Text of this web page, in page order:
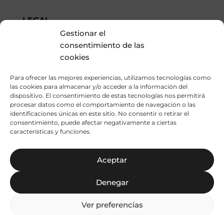
Gestionar el
consentimiento de las
cookies
Para ofrecer las mejores experiencias, utilizamos tecnologías como
las cookies para almacenar y/o acceder a la información del
dispositivo. El consentimiento de estas tecnologías nos permitirá
procesar datos como el comportamiento de navegación o las
identificaciones únicas en este sitio. No consentir o retirar el
consentimiento, puede afectar negativamente a ciertas
características y funciones.
Aceptar
Denegar
Ver preferencias
LEGAL
Avís Legal
Política de Privacitat
© 2025CONTEMPORANIA. Tots els drets
reservats.
Little Mamut – disseny